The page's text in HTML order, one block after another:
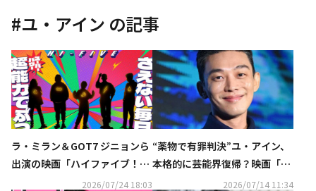
#ユ・アイン の記事
ラ・ミラン＆GOT7 ジニョンら
出演の映画「ハイファイブ！」
10月16日より日本公開！ビジュ
2026/07/24 18:03
“薬物で有罪判決”ユ・アイン、
本格的に芸能界復帰？映画「ホ
ープ」VIP試写会での目撃談が
2026/07/14 11:34